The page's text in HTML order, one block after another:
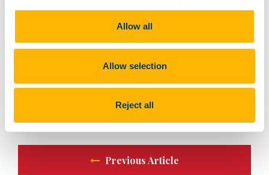
Allow all
Allow selection
Reject all
Previous Article